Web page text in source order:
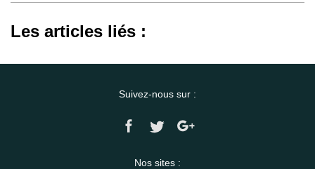
Les articles liés :
Suivez-nous sur :
Nos sites :